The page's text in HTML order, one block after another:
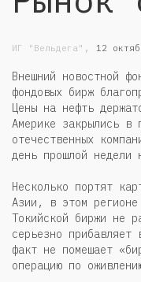
ИГ "Вельдега" , 12
Внешний новостной
фондовых бирж
Цены на нефть
Америке закрылись в
отечественных
день прошлой недели
Несколько портят
Азии, в этом регионе
Токийской биржи не
серьезно
факт не помешает
операцию по